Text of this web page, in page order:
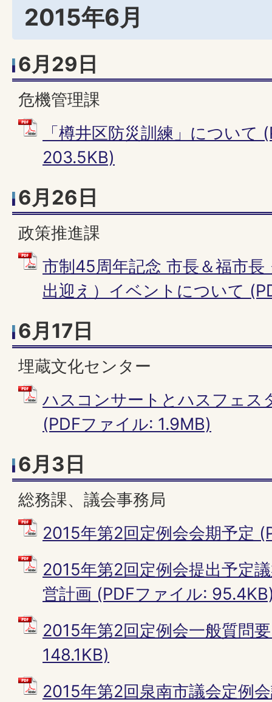
2015年6月
6月29日
危機管理課
「樽井区防災訓練」について
203.5KB)
6月26日
政策推進課
市制45周年記念 市長＆福市
出迎え）イベントについて
6月17日
埋蔵文化センター
ハスコンサートとハスフェス
(PDFファイル: 1.9MB)
6月3日
総務課、議会事務局
2015年第2回定例会会期予定
2015年第2回定例会提出予定
営計画 (PDFファイル:
2015年第2回定例会一般質問
148.1KB)
2015年第2回泉南市議会定例